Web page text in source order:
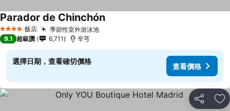
4 星級 飯店 季節性室外游泳池
Parador de Chinchón
9.1 超級讚 6,711 辛芎
選擇日期，查看確切價格
查看價格
分享 加